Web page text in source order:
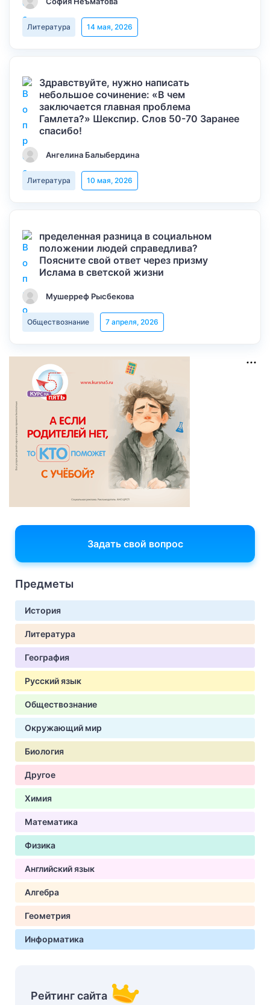
Литература 14 мая, 2026
Здравствуйте, нужно написать
небольшое сочинение: «В чем
заключается главная проблема
Гамлета?» Шекспир. Слов 50-70 Заранее
спасибо!
Ангелина Балыбердина
Литература 10 мая, 2026
пределенная разница в социальном
положении людей справедлива?
Поясните свой ответ через призму
Ислама в светской жизни
Мушерреф Рысбекова
Обществознание 7 апреля, 2026
Задать свой вопрос
Предметы
История
Литература
География
Русский язык
Обществознание
Окружающий мир
Биология
Другое
Химия
Математика
Физика
Английский язык
Алгебра
Геометрия
Информатика
Рейтинг сайта